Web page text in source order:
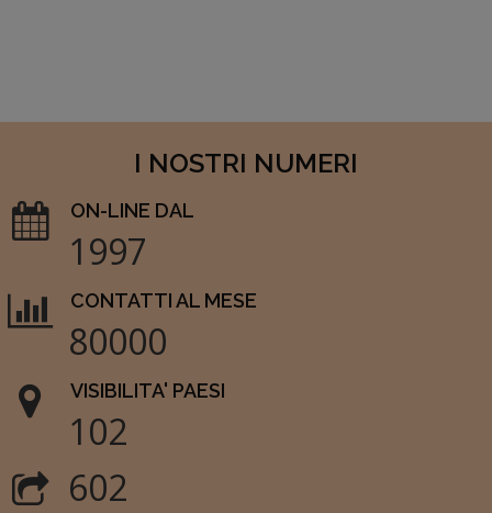
I NOSTRI NUMERI
ON-LINE DAL
1997
CONTATTI AL MESE
80000
VISIBILITA' PAESI
102
602